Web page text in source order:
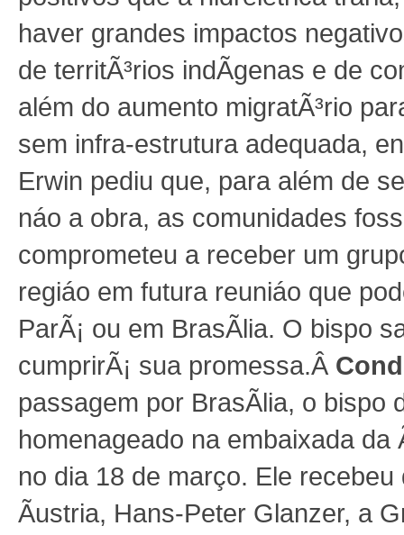
haver grandes impactos
de territÃ³rios indÃ­genas e de
além do aumento migratÃ³rio
sem infra-estrutura adequada,
Erwin pediu que, para além de
náo a obra, as comunidades
comprometeu a receber um
regiáo em futura reuniáo que
ParÃ¡ ou em BrasÃ­lia. O bispo
cumprirÃ¡ sua promessa.Â
passagem por BrasÃ­lia, o bispo
homenageado na embaixada da
no dia 18 de março. Ele
Ãustria, Hans-Peter Glanzer, a